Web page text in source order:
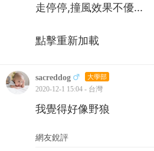
走停停,撞風效果不優...
點擊重新加載
sacreddog 大學部
2020-12-1 15:04 - 台灣
我覺得好像野狼
網友銳評